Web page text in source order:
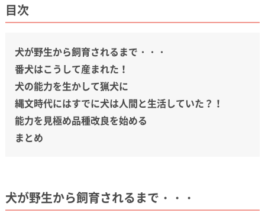
目次
犬が野生から飼育されるまで・・・
番犬はこうして産まれた！
犬の能力を生かして猟犬に
縄文時代にはすでに犬は人間と生活していた？！
能力を見極め品種改良を始める
まとめ
犬が野生から飼育されるまで・・・